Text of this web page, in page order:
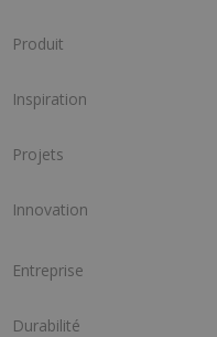
Produit
Inspiration
Projets
Innovation
Entreprise
Durabilité